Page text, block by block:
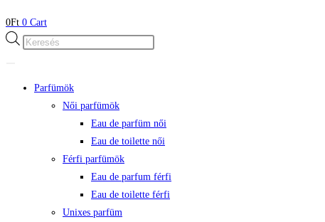
0Ft 0 Cart
Products
Parfümök
Női parfümök
Eau de parfüm női
Eau de toilette női
Férfi parfümök
Eau de parfum férfi
Eau de toilette férfi
Unixes parfüm